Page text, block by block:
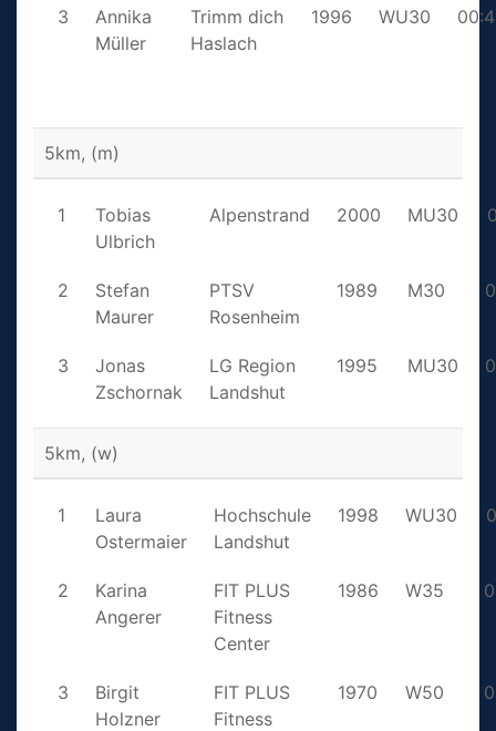
3
Annika
Müller
Trimm dich
Haslach
1996 WU30
5km, (m)
1
Tobias
Ulbrich
Alpenstrand 2000 MU30
2
Stefan
Maurer
PTSV
Rosenheim
1989 M30
3
Jonas
Zschornak
LG Region
Landshut
1995 MU30
5km, (w)
1
Laura
Ostermaier
Hochschule
Landshut
1998 WU30
2
Karina
Angerer
FIT PLUS
Fitness
Center
1986 W35
3
Birgit
Holzner
FIT PLUS
Fitness
1970 W50